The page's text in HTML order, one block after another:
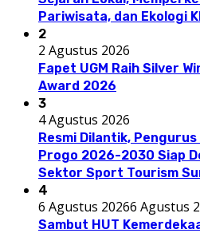
Pariwisata, dan Ekologi
2
2 Agustus 2026
Fapet UGM Raih Silver
Award 2026
3
4 Agustus 2026
Resmi Dilantik, Pengurus
Progo 2026-2030 Siap
Sektor Sport Tourism
4
6 Agustus 20266 Agustus
Sambut HUT